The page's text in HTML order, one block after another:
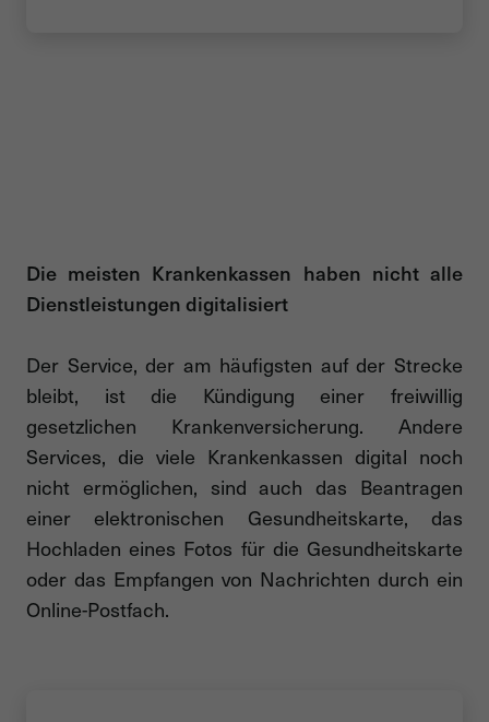
Die meisten Krankenkassen haben nicht alle
Dienstleistungen digitalisiert
Der Service, der am häufigsten auf der Strecke
bleibt, ist die Kündigung einer freiwillig
gesetzlichen Krankenversicherung. Andere
Services, die viele Krankenkassen digital noch
nicht ermöglichen, sind auch das Beantragen
einer elektronischen Gesundheitskarte, das
Hochladen eines Fotos für die Gesundheitskarte
oder das Empfangen von Nachrichten durch ein
Online-Postfach.